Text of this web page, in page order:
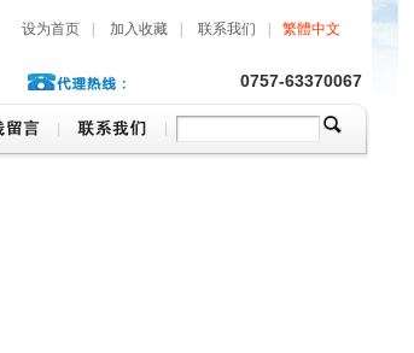
设为首页 加入收藏 联系我们 繁體中文
0757-63370067